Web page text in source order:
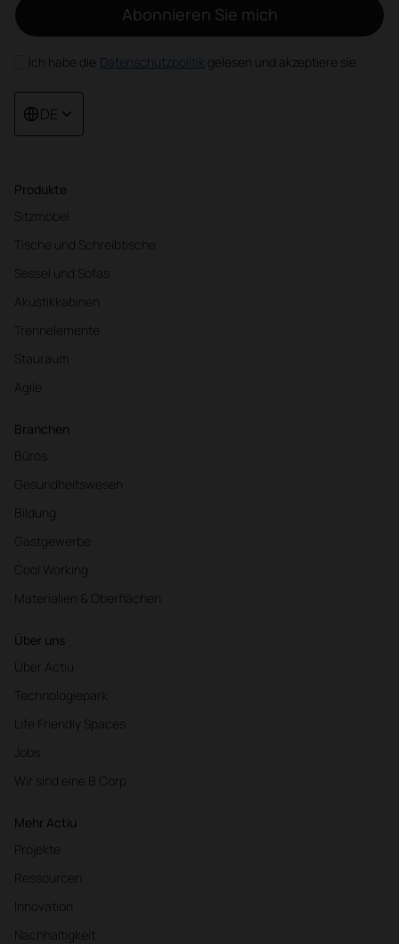
Produkte
Sitzmöbel
Tische und Schreibtische
Sessel und Sofas
Akustikkabinen
Trennelemente
Stauraum
Agile
Branchen
Büros
Gesundheitswesen
Bildung
Gastgewerbe
Cool Working
Materialien & Oberflächen
Über uns
Über Actiu
Technologiepark
Life Friendly Spaces
Jobs
Wir sind eine B Corp
Mehr Actiu
Projekte
Ressourcen
Innovation
Nachhaltigkeit
Abonnieren Sie mich
Ich habe die Datenschutzpolitik gelesen und akzeptiere sie
DE